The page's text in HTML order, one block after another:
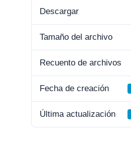
Descargar
Tamaño del archivo
Recuento de archivos
Fecha de creación
Última actualización